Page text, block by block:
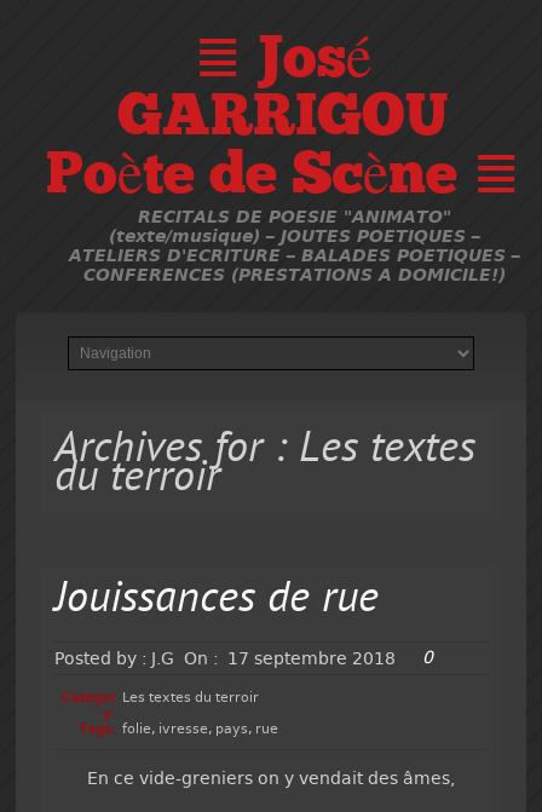
≣ José
GARRIGOU
Poète de Scène ≣
RECITALS DE POESIE "ANIMATO"
(texte/musique) – JOUTES POETIQUES –
ATELIERS D'ECRITURE – BALADES POETIQUES –
CONFERENCES (PRESTATIONS A DOMICILE!)
Archives for : Les textes
du terroir
Jouissances de rue
Posted by : J.G On : 17 septembre 2018 0
Categor
y:
Les textes du terroir
Tags: folie, ivresse, pays, rue
En ce vide-greniers on y vendait des âmes,